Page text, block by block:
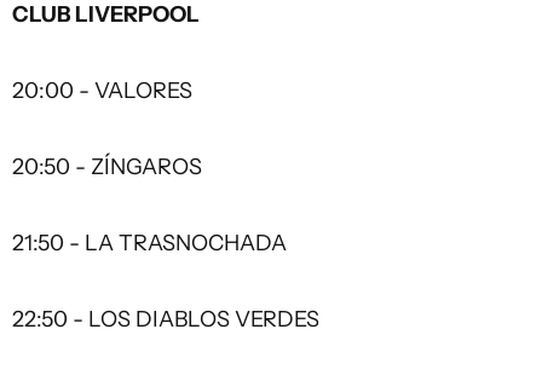
CLUB LIVERPOOL
20:00 - VALORES
20:50 - ZÍNGAROS
21:50 - LA TRASNOCHADA
22:50 - LOS DIABLOS VERDES